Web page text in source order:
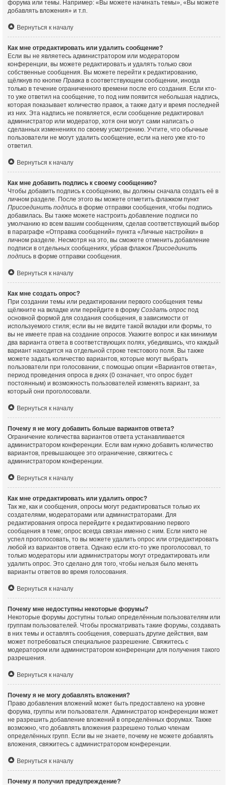
форума или темы. Например: «Вы можете начинать темы», «Вы можете
добавлять вложения» и т.п.
Вернуться к началу
Как мне отредактировать или удалить сообщение?
Если вы не являетесь администратором или модератором
конференции, вы можете редактировать и удалять только свои
собственные сообщения. Вы можете перейти к редактированию,
щёлкнув по кнопке Правка в соответствующем сообщении, иногда
только в течение ограниченного времени после его создания. Если кто-
то уже ответил на сообщение, то под ним появится небольшая надпись,
которая показывает количество правок, а также дату и время последней
из них. Эта надпись не появляется, если сообщение редактировал
администратор или модератор, хотя они могут сами написать о
сделанных изменениях по своему усмотрению. Учтите, что обычные
пользователи не могут удалить сообщение, если на него уже кто-то
ответил.
Вернуться к началу
Как мне добавить подпись к своему сообщению?
Чтобы добавить подпись к сообщению, вы должны сначала создать её в
личном разделе. После этого вы можете отметить флажком пункт
Присоединить подпись в форме отправки сообщения, чтобы подпись
добавилась. Вы также можете настроить добавление подписи по
умолчанию ко всем вашим сообщениям, сделав соответствующий выбор
в параграфе «Отправка сообщений» пункта «Личные настройки» в
личном разделе. Несмотря на это, вы сможете отменить добавление
подписи в отдельных сообщениях, убрав флажок Присоединить
подпись в форме отправки сообщения.
Вернуться к началу
Как мне создать опрос?
При создании темы или редактировании первого сообщения темы
щёлкните на вкладке или перейдите в форму Создать опрос под
основной формой для создания сообщения, в зависимости от
используемого стиля; если вы не видите такой вкладки или формы, то
вы не имеете прав на создание опросов. Укажите вопрос и как минимум
два варианта ответа в соответствующих полях, убедившись, что каждый
вариант находится на отдельной строке текстового поля. Вы также
можете задать количество вариантов, которые могут выбрать
пользователи при голосовании, с помощью опции «Вариантов ответа»,
период проведения опроса в днях (0 означает, что опрос будет
постоянным) и возможность пользователей изменять вариант, за
который они проголосовали.
Вернуться к началу
Почему я не могу добавить больше вариантов ответа?
Ограничение количества вариантов ответа устанавливается
администратором конференции. Если вам нужно добавить количество
вариантов, превышающее это ограничение, свяжитесь с
администратором конференции.
Вернуться к началу
Как мне отредактировать или удалить опрос?
Так же, как и сообщения, опросы могут редактироваться только их
создателями, модераторами или администраторами. Для
редактирования опроса перейдите к редактированию первого
сообщения в теме; опрос всегда связан именно с ним. Если никто не
успел проголосовать, то вы можете удалить опрос или отредактировать
любой из вариантов ответа. Однако если кто-то уже проголосовал, то
только модераторы или администраторы могут отредактировать или
удалить опрос. Это сделано для того, чтобы нельзя было менять
варианты ответов во время голосования.
Вернуться к началу
Почему мне недоступны некоторые форумы?
Некоторые форумы доступны только определённым пользователям или
группам пользователей. Чтобы просматривать такие форумы, создавать
в них темы и оставлять сообщения, совершать другие действия, вам
может потребоваться специальное разрешение. Свяжитесь с
модератором или администратором конференции для получения такого
разрешения.
Вернуться к началу
Почему я не могу добавлять вложения?
Право добавления вложений может быть предоставлено на уровне
форума, группы или пользователя. Администратор конференции может
не разрешить добавление вложений в определённых форумах. Также
возможно, что добавлять вложения разрешено только членам
определённых групп. Если вы не знаете, почему не можете добавлять
вложения, свяжитесь с администратором конференции.
Вернуться к началу
Почему я получил предупреждение?